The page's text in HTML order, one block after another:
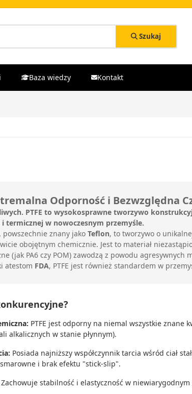
Szukaj
Baza wiedzy Kontakt
Odporność i Bezwzględna
PTFE to wysokosprawne tworzywo
termicznej w nowoczesnym przemyśle.
powszechnie znany jako Teflon, to tworzywo o
obojętnym chemicznie. Jest to materiał
(jak PA6 czy POM) zawodzą z powodu agresywnych
atestom FDA, PTFE jest również standardem w
PTFE jest odporny na niemal wszystkie znane
alkalicznych w stanie płynnym).
Posiada najniższy współczynnik tarcia wśród ciał
i brak efektu "stick-slip".
Zachowuje stabilność i elastyczność w niewiarygodnym